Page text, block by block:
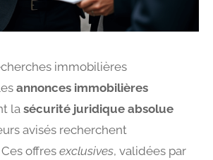
immobilières
annonces immobilières
lasécurité juridique absolue
avisés recherchent
offresexclusives, validées par